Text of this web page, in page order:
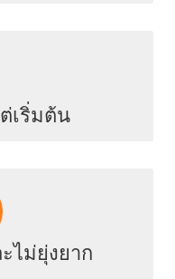
เริ่มต้น
ไม่ยุ่งยาก